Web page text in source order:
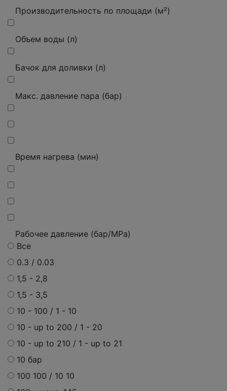
Производительность по площади (м²)
Объем воды (л)
Бачок для доливки (л)
Макс. давление пара (бар)
Время нагрева (мин)
Рабочее давление (бар/MPa)
Все
0.3 / 0.03
1,5 - 2,8
1,5 - 3,5
10 - 100 / 1 - 10
10 - up to 200 / 1 - 20
10 - up to 210 / 1 - up to 21
10 бар
100 100 / 10 10